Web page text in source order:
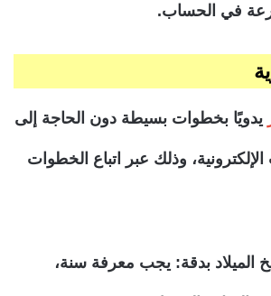
في الحساب.
يدويًا بخطوات بسيطة دون الحاجة إلى
الإلكترونية، وذلك عبر اتباع الخطوات
الميلاد بدقة: يجب معرفة سنة،